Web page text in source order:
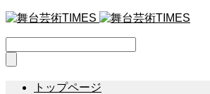
トップページ